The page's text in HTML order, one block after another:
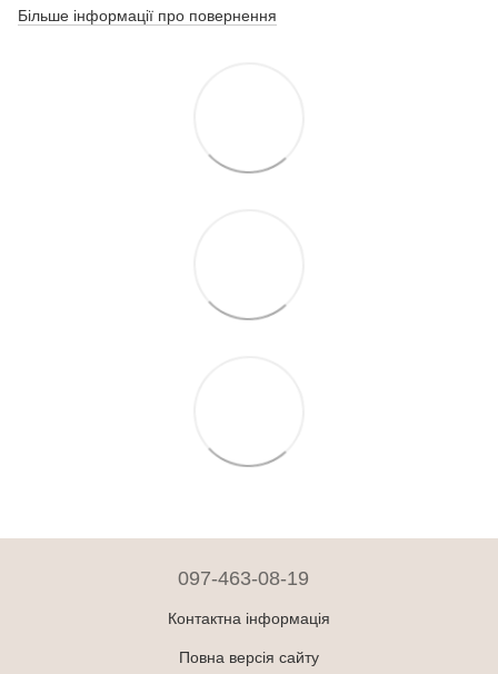
Більше інформації про повернення
097-463-08-19
Контактна інформація
Повна версія сайту